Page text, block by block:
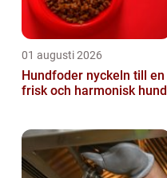
01 augusti 2026
Hundfoder nyckeln till en
frisk och harmonisk hund